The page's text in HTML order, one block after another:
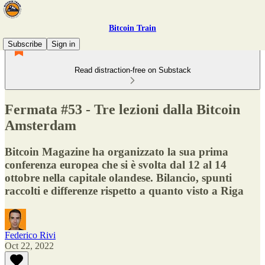
Bitcoin Train
Subscribe
Sign in
Read distraction-free on Substack
Fermata #53 - Tre lezioni dalla Bitcoin
Amsterdam
Bitcoin Magazine ha organizzato la sua prima
conferenza europea che si è svolta dal 12 al 14
ottobre nella capitale olandese. Bilancio, spunti
raccolti e differenze rispetto a quanto visto a Riga
Federico Rivi
Oct 22, 2022